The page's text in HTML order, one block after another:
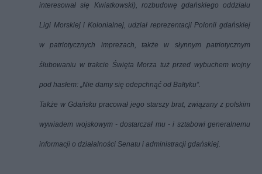
interesował się Kwiatkowski), rozbudowę gdańskiego oddziału
Ligi Morskiej i Kolonialnej, udział reprezentacji Polonii gdańskiej
w patriotycznych imprezach, także w słynnym patriotycznym
ślubowaniu w trakcie Święta Morza tuż przed wybuchem wojny
pod hasłem: „Nie damy się odepchnąć od Bałtyku”.
Także w Gdańsku pracował jego starszy brat, związany z polskim
wywiadem wojskowym - dostarczał mu - i sztabowi generalnemu
informacji o działalności Senatu i administracji gdańskiej.